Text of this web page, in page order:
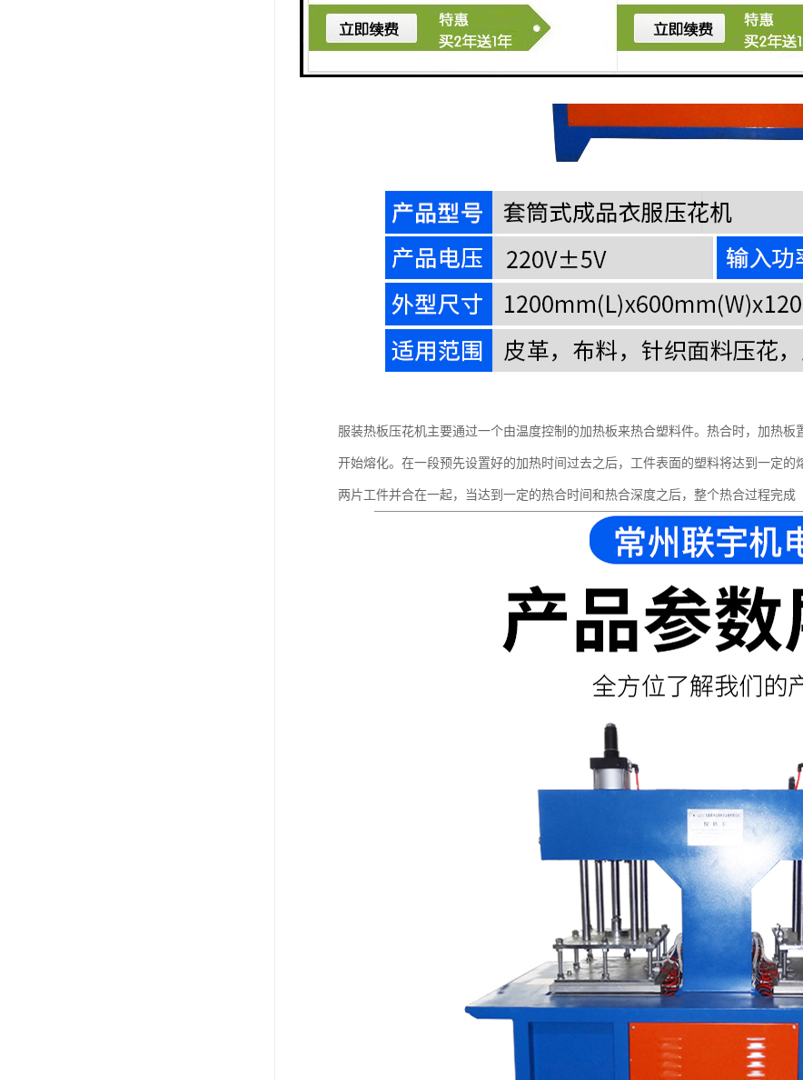
服装热板压花机主要通过一个由温度控制的加热板来热合塑料件。热合时，加热
开始熔化。在一段预先设置好的加热时间过去之后，工件表面的塑料将达到一定
两片工件并合在一起，当达到一定的热合时间和热合深度之后，整个热合过程完成